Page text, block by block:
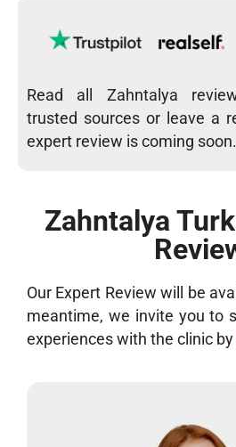
Read all Zahntalya
trusted sources or leave a
expert review is coming soon.
Zahntalya
Our Expert Review will be
meantime, we invite you to
experiences with the clinic by